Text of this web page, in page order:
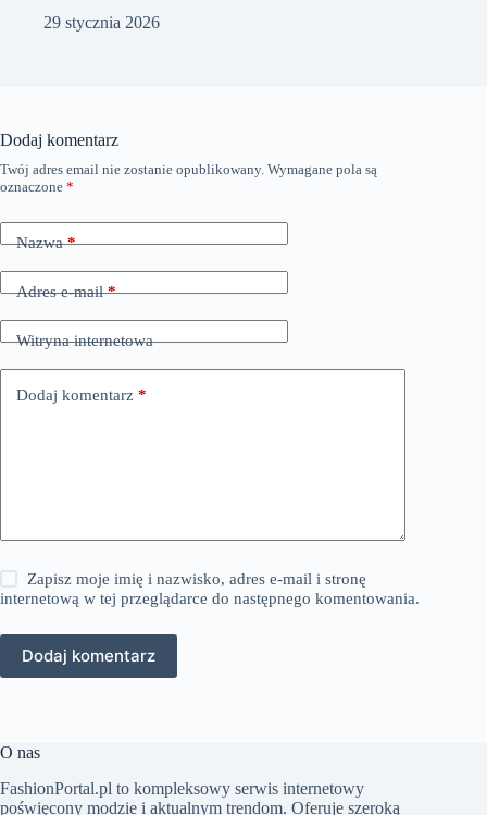
29 stycznia 2026
Dodaj komentarz
Twój adres email nie zostanie opublikowany. Wymagane pola są
oznaczone *
Nazwa*
Adres e-mail*
Witryna internetowa
Dodaj komentarz *
Zapisz moje imię i nazwisko, adres e-mail i stronę
internetową w tej przeglądarce do następnego komentowania.
Dodaj komentarz
O nas
FashionPortal.pl to kompleksowy serwis internetowy
poświęcony modzie i aktualnym trendom. Oferuje szeroką